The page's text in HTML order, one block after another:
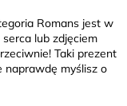
Romans jest w
lub zdjęciem
Taki prezent
naprawdę myślisz o